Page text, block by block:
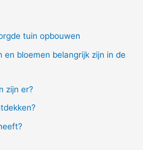
tuin opbouwen
bloemen belangrijk zijn in de
zijn er?